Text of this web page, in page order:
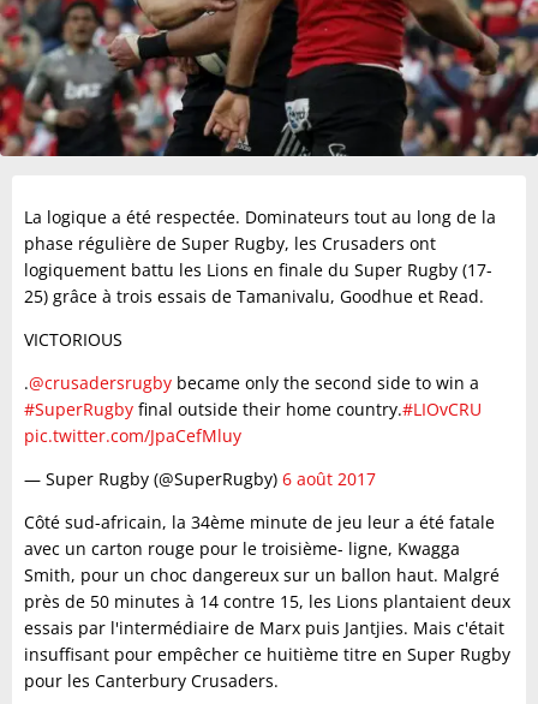
La logique a été respectée. Dominateurs tout au long de la
phase régulière de Super Rugby, les Crusaders ont
logiquement battu les Lions en finale du Super Rugby (17-
25) grâce à trois essais de Tamanivalu, Goodhue et Read.
VICTORIOUS
.@crusadersrugby became only the second side to win a
#SuperRugby final outside their home country.#LIOvCRU
pic.twitter.com/JpaCefMluy
— Super Rugby (@SuperRugby) 6 août 2017
Côté sud-africain, la 34ème minute de jeu leur a été fatale
avec un carton rouge pour le troisième- ligne, Kwagga
Smith, pour un choc dangereux sur un ballon haut. Malgré
près de 50 minutes à 14 contre 15, les Lions plantaient deux
essais par l'intermédiaire de Marx puis Jantjies. Mais c'était
insuffisant pour empêcher ce huitième titre en Super Rugby
pour les Canterbury Crusaders.